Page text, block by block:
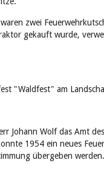
zwei
gekauft wurde,
"Waldfest" am
Johann Wolf das Amt
1954 ein neues
übergeben werden.